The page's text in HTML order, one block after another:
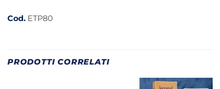
Cod. ETP80
PRODOTTI CORRELATI